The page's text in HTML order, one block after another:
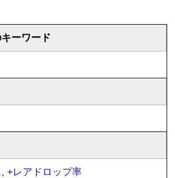
ーワード
, +レアドロップ率